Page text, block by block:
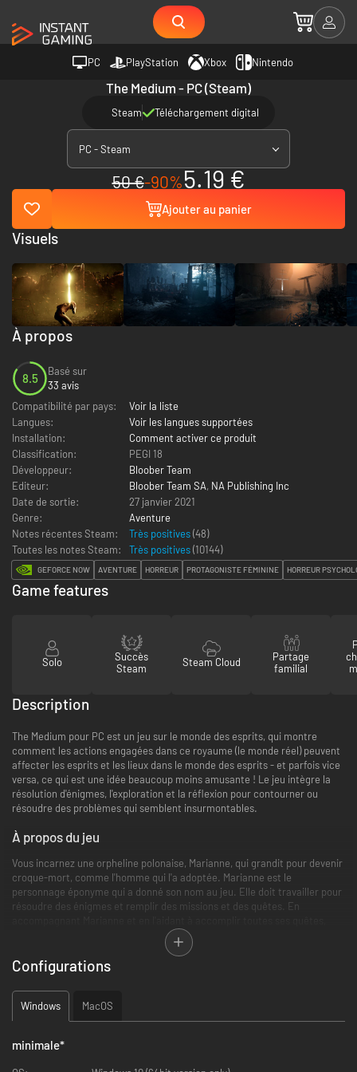
PC PlayStation Xbox Nintendo
The Medium - PC (Steam)
Steam Téléchargement digital
PC - Steam
50 €-90%5.19 €
Ajouter au panier
À propos
8.5
Basé sur
33 avis
Compatibilité par pays:
Voir la liste
Langues:
Voir les langues supportées
Installation:
Comment activer ce produit
Classification:
PEGI 18
Développeur:
Bloober Team
Editeur:
Bloober Team SA, NA Publishing Inc
Date de sortie:
27 janvier 2021
Genre:
Aventure
Notes récentes Steam:
Très positives(48)
Toutes les notes Steam:
Très positives(10144)
GEFORCE NOW AVENTURE HORREUR PROTAGONISTE FÉMININE HORREUR
Visuels
Game features
Solo
Succès
Steam
Steam Cloud
Partage
familial
Description
The Medium pour PC est un jeu sur le monde des esprits, qui montre
comment les actions engagées dans ce royaume (le monde réel) peuvent
affecter les esprits et les lieux dans le monde des esprits - et parfois vice
versa, ce qui est une idée beaucoup moins amusante ! Le jeu intègre la
résolution d'énigmes, l'exploration et la réflexion pour contourner ou
résoudre des problèmes qui semblent insurmontables.
À propos du jeu
Vous incarnez une orpheline polonaise, Marianne, qui grandit pour devenir
croque-mort, comme l'homme qui l'a adoptée. Marianne est le
personnage éponyme qui a donné son nom au jeu. Elle doit travailler pour
résoudre des énigmes et remplir des missions et des quêtes. En
vous découvrirez un scénario divertissant et captivant.
En tant que médium, Marianne peut voir et se déplacer dans le monde
spirituel tout en étant présente dans le monde réel, et cette action est
souvent montrée sur un écran partagé, avec Marianne dans le monde réel
et dans le monde spirituel, interagissant avec les objets et les personnes
des deux côtés selon ses besoins.
L'énergie spirituelle ou psychique de Marianne peut être épuisée par des
Configurations
Windows MacOS
minimale*